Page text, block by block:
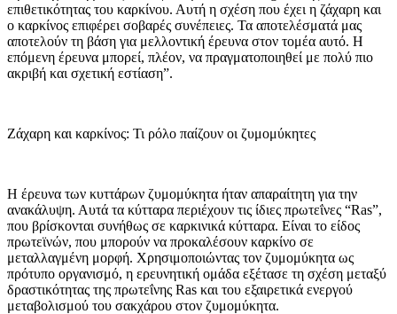
επιθετικότητας του καρκίνου. Αυτή η σχέση που έχει η ζάχαρη και
ο καρκίνος επιφέρει σοβαρές συνέπειες. Τα αποτελέσματά μας
αποτελούν τη βάση για μελλοντική έρευνα στον τομέα αυτό. Η
επόμενη έρευνα μπορεί, πλέον, να πραγματοποιηθεί με πολύ πιο
ακριβή και σχετική εστίαση”.
Ζάχαρη και καρκίνος: Τι ρόλο παίζουν οι ζυμομύκητες
Η έρευνα των κυττάρων ζυμομύκητα ήταν απαραίτητη για την
ανακάλυψη. Αυτά τα κύτταρα περιέχουν τις ίδιες πρωτεΐνες “Ras”,
που βρίσκονται συνήθως σε καρκινικά κύτταρα. Είναι το είδος
πρωτεϊνών, που μπορούν να προκαλέσουν καρκίνο σε
μεταλλαγμένη μορφή. Χρησιμοποιώντας τον ζυμομύκητα ως
πρότυπο οργανισμό, η ερευνητική ομάδα εξέτασε τη σχέση μεταξύ
δραστικότητας της πρωτεΐνης Ras και του εξαιρετικά ενεργού
μεταβολισμού του σακχάρου στον ζυμομύκητα.